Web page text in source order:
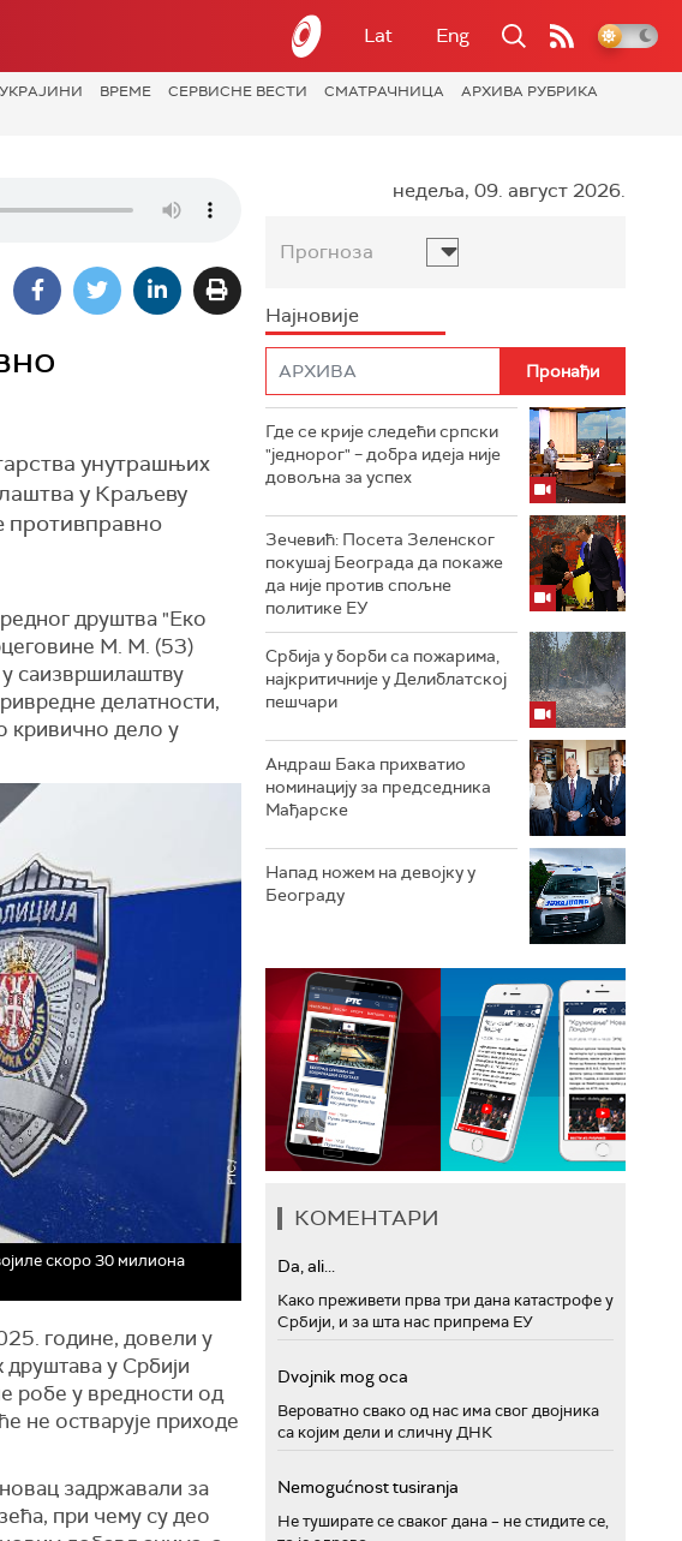
Lat Eng
ВРЕМЕ СЕРВИСНЕ ВЕСТИ СМАТРАЧНИЦА
АРХИВА РУБРИКА
унутрашњих
у Краљеву
противправно
друштва "Еко
М. М. (53)
саизвршилаштву
делатности,
кривично дело у
скоро 30 милиона
године, довели у
у Србији
робе у вредности од
не остварује приходе
задржавали за
при чему су део
недеља, 09. август 2026.
Прогноза
Најновије
Где се крије следећи српски
"једнорог" – добра идеја није
довољна за успех
Зечевић: Посета Зеленског
покушај Београда да покаже
да није против спољне
политике ЕУ
Србија у борби са пожарима,
најкритичније у Делиблатској
пешчари
Андраш Бака прихватио
номинацију за председника
Мађарске
Напад ножем на девојку у
Београду
КОМЕНТАРИ
Da, ali...
Како преживети прва три дана катастрофе у
Србији, и за шта нас припрема ЕУ
Dvojnik mog oca
Вероватно свако од нас има свог двојника
са којим дели и сличну ДНК
Nemogućnost tusiranja
Не туширате се сваког дана – не стидите се,